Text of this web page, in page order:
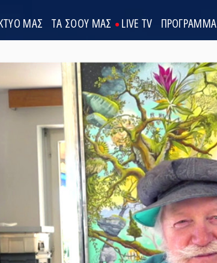
ΜΑΣ ΤΑ ΣΟΟΥ ΜΑΣ LIVE TV ΠΡΟΓΡΑΜΜΑ